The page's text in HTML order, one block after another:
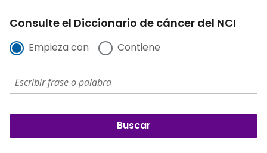
Consulte el Diccionario de cáncer del NCI
Empieza con Contiene